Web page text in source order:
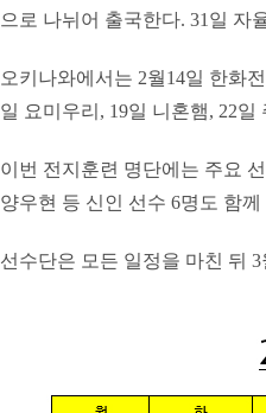
으로 나뉘어 출국한다. 31일 자
오키나와에서는 2월14일 한화
일 요미우리, 19일 니혼햄, 22
이번 전지훈련 명단에는 주요
양우현 등 신인 선수 6명도 함께
선수단은 모든 일정을 마친 뒤